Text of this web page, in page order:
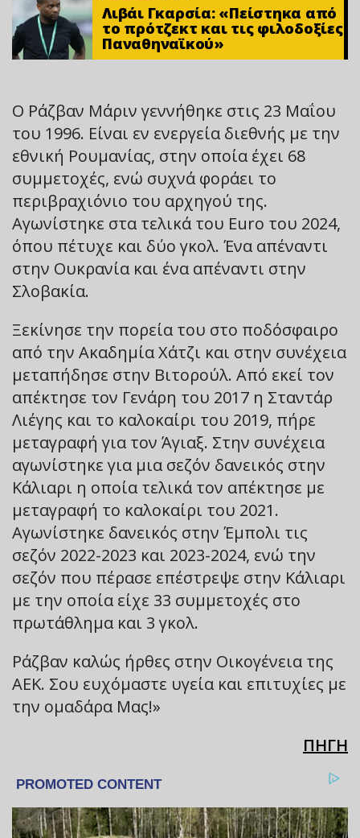
Λιβάι Γκαρσία: «Πείστηκα από
το πρότζεκτ και τις φιλοδοξίες
Παναθηναϊκού»
Ο Ράζβαν Μάριν γεννήθηκε στις 23 Μαΐου
του 1996. Είναι εν ενεργεία διεθνής με την
εθνική Ρουμανίας, στην οποία έχει 68
συμμετοχές, ενώ συχνά φοράει το
περιβραχιόνιο του αρχηγού της.
Αγωνίστηκε στα τελικά του Euro του 2024,
όπου πέτυχε και δύο γκολ. Ένα απέναντι
στην Ουκρανία και ένα απέναντι στην
Σλοβακία.
Ξεκίνησε την πορεία του στο ποδόσφαιρο
από την Ακαδημία Χάτζι και στην συνέχεια
μεταπήδησε στην Βιτορούλ. Από εκεί τον
απέκτησε τον Γενάρη του 2017 η Σταντάρ
Λιέγης και το καλοκαίρι του 2019, πήρε
μεταγραφή για τον Άγιαξ. Στην συνέχεια
αγωνίστηκε για μια σεζόν δανεικός στην
Κάλιαρι η οποία τελικά τον απέκτησε με
μεταγραφή το καλοκαίρι του 2021.
Αγωνίστηκε δανεικός στην Έμπολι τις
σεζόν 2022-2023 και 2023-2024, ενώ την
σεζόν που πέρασε επέστρεψε στην Κάλιαρι
με την οποία είχε 33 συμμετοχές στο
πρωτάθλημα και 3 γκολ.
Ράζβαν καλώς ήρθες στην Οικογένεια της
ΑΕΚ. Σου ευχόμαστε υγεία και επιτυχίες με
την ομαδάρα Μας!»
ΠΗΓΗ